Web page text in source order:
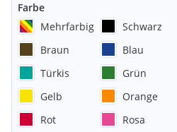
Farbe
Mehrfarbig
Schwarz
Braun
Blau
Türkis
Grün
Gelb
Orange
Rot
Rosa